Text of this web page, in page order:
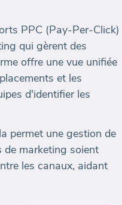
PPC (Pay-Per-Click)
qui gèrent des
offre une vue unifiée
et les
d'identifier les
permet une gestion de
de marketing soient
les canaux, aidant